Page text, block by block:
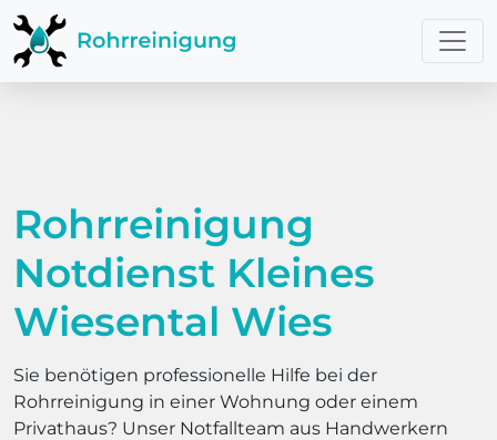
Rohrreinigung
Notdienst Kleines
Wiesental Wies
Sie benötigen professionelle Hilfe bei der
Rohrreinigung in einer Wohnung oder einem
Privathaus? Unser Notfallteam aus Handwerkern